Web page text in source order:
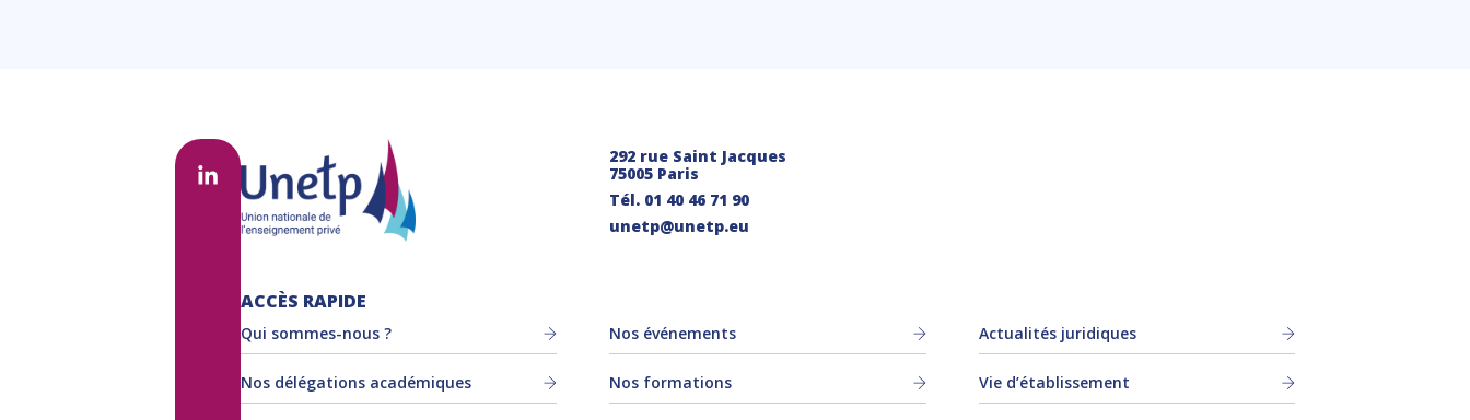
292 rue Saint Jacques
75005 Paris
Tél. 01 40 46 71 90
unetp@unetp.eu
ACCÈS RAPIDE
Qui sommes-nous ?
Nos délégations académiques
Nos événements
Nos formations
Actualités juridiques
Vie d’établissement